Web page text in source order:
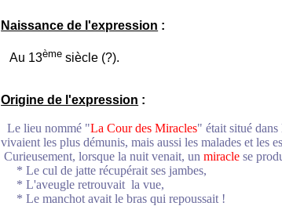
Naissance de l'expression :
Au 13ème siècle (?).
Origine de l'expression :
Le lieu nommé "La Cour des Miracles" était situé
vivaient les plus démunis, mais aussi les malades et les
Curieusement, lorsque la nuit venait, unmiracle se
* Le cul de jatte récupérait ses jambes,
* L'aveugle retrouvait la vue,
* Le manchot avait le bras qui repoussait !